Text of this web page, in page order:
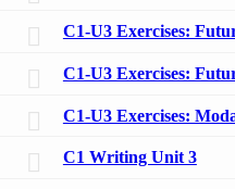
C1-U3 Exercises:
C1-U3 Exercises:
C1-U3 Exercises:
C1 Writing Unit 3